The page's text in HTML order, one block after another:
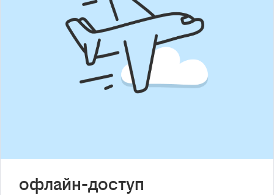
офлайн-доступ